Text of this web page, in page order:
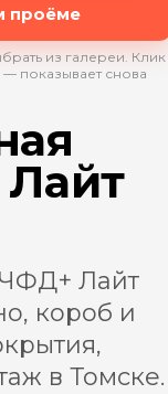
проёме
из галереи. Клик
показывает снова
Лайт
короб и
в Томске.